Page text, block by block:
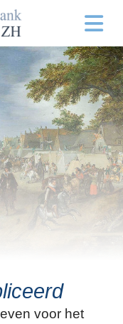
voor het